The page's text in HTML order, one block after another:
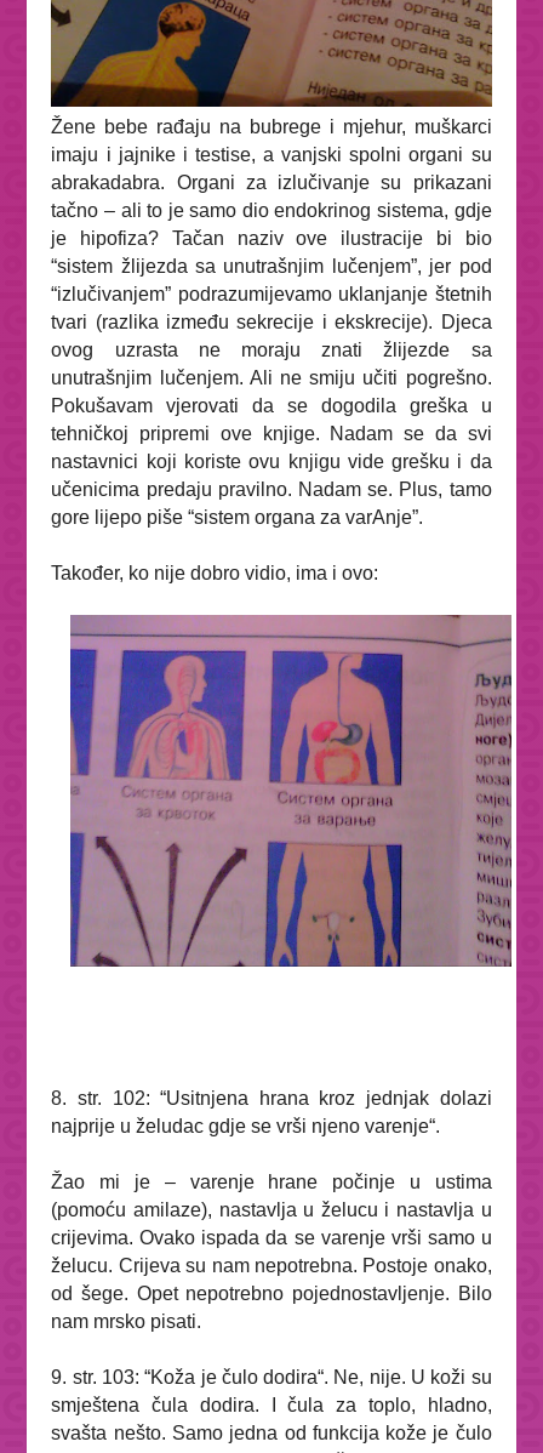
Žene bebe rađaju na bubrege i mjehur, muškarci
imaju i jajnike i testise, a vanjski spolni organi su
abrakadabra. Organi za izlučivanje su prikazani
tačno – ali to je samo dio endokrinog sistema, gdje
je hipofiza? Tačan naziv ove ilustracije bi bio
“sistem žlijezda sa unutrašnjim lučenjem”, jer pod
“izlučivanjem” podrazumijevamo uklanjanje štetnih
tvari (razlika između sekrecije i ekskrecije). Djeca
ovog uzrasta ne moraju znati žlijezde sa
unutrašnjim lučenjem. Ali ne smiju učiti pogrešno.
Pokušavam vjerovati da se dogodila greška u
tehničkoj pripremi ove knjige. Nadam se da svi
nastavnici koji koriste ovu knjigu vide grešku i da
učenicima predaju pravilno. Nadam se. Plus, tamo
gore lijepo piše “sistem organa za varAnje”.
Također, ko nije dobro vidio, ima i ovo:
8. str. 102:“Usitnjena hrana kroz jednjak dolazi
najprije u želudac gdje se vrši njeno varenje“.
Žao mi je – varenje hrane počinje u ustima
(pomoću amilaze), nastavlja u želucu i nastavlja u
crijevima. Ovako ispada da se varenje vrši samo u
želucu. Crijeva su nam nepotrebna. Postoje onako,
od šege. Opet nepotrebno pojednostavljenje. Bilo
nam mrsko pisati.
9. str. 103: “Koža je čulo dodira“. Ne, nije. U koži su
smještena čula dodira. I čula za toplo, hladno,
svašta nešto. Samo jedna od funkcija kože je čulo